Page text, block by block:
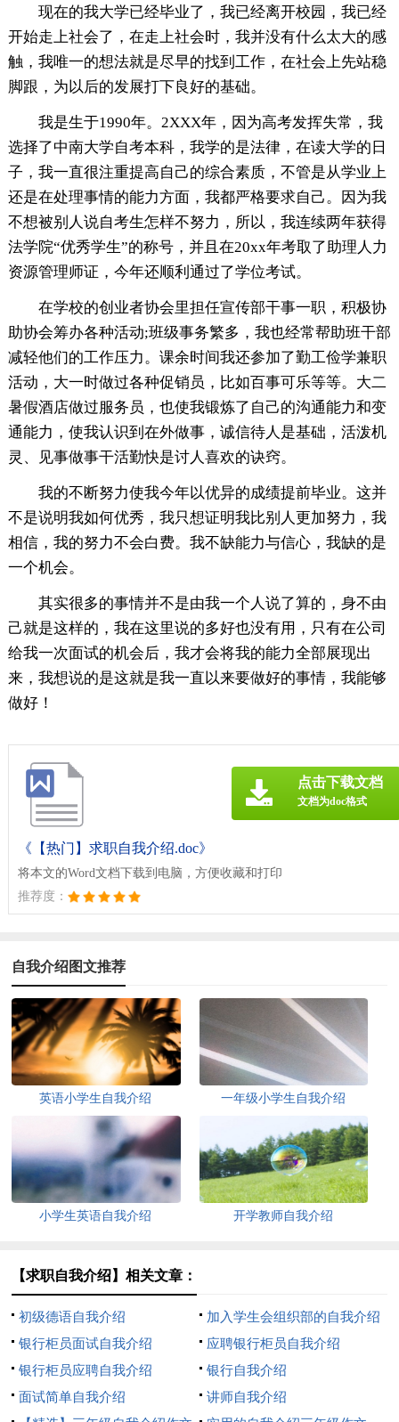
现在的我大学已经毕业了，我已经离开校园，我已经
开始走上社会了，在走上社会时，我并没有什么太大的感
触，我唯一的想法就是尽早的找到工作，在社会上先站稳
脚跟，为以后的发展打下良好的基础。
我是生于1990年。2XXX年，因为高考发挥失常，我
选择了中南大学自考本科，我学的是法律，在读大学的日
子，我一直很注重提高自己的综合素质，不管是从学业上
还是在处理事情的能力方面，我都严格要求自己。因为我
不想被别人说自考生怎样不努力，所以，我连续两年获得
法学院“优秀学生”的称号，并且在20xx年考取了助理人力
资源管理师证，今年还顺利通过了学位考试。
在学校的创业者协会里担任宣传部干事一职，积极协
助协会筹办各种活动;班级事务繁多，我也经常帮助班干部
减轻他们的工作压力。课余时间我还参加了勤工俭学兼职
活动，大一时做过各种促销员，比如百事可乐等等。大二
暑假酒店做过服务员，也使我锻炼了自己的沟通能力和变
通能力，使我认识到在外做事，诚信待人是基础，活泼机
灵、见事做事干活勤快是讨人喜欢的诀窍。
我的不断努力使我今年以优异的成绩提前毕业。这并
不是说明我如何优秀，我只想证明我比别人更加努力，我
相信，我的努力不会白费。我不缺能力与信心，我缺的是
一个机会。
其实很多的事情并不是由我一个人说了算的，身不由
己就是这样的，我在这里说的多好也没有用，只有在公司
给我一次面试的机会后，我才会将我的能力全部展现出
来，我想说的是这就是我一直以来要做好的事情，我能够
做好！
《【热门】求职自我介绍.doc》
将本文的Word文档下载到电脑，方便收藏和打印
推荐度：
点击下载文档
文档为doc格式
自我介绍图文推荐
英语小学生自我介绍 一年级小学生自我介绍
小学生英语自我介绍 开学教师自我介绍
【求职自我介绍】相关文章：
初级德语自我介绍
加入学生会组织部的自我介绍
银行柜员面试自我介绍
应聘银行柜员自我介绍
银行柜员应聘自我介绍
银行自我介绍
面试简单自我介绍
讲师自我介绍